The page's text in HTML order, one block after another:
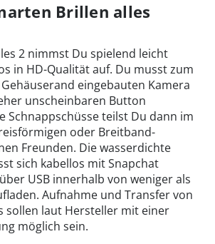
Brillen alles
2 nimmst Du spielend leicht
in HD-Qualität auf. Du musst zum
eingebauten Kamera
unscheinbaren Button
Schnappschüsse teilst Du dann im
oder Breitband-
Freunden. Die wasserdichte
sich kabellos mit Snapchat
USB innerhalb von weniger als
Aufnahme und Transfer von
sollen laut Hersteller mit einer
möglich sein.